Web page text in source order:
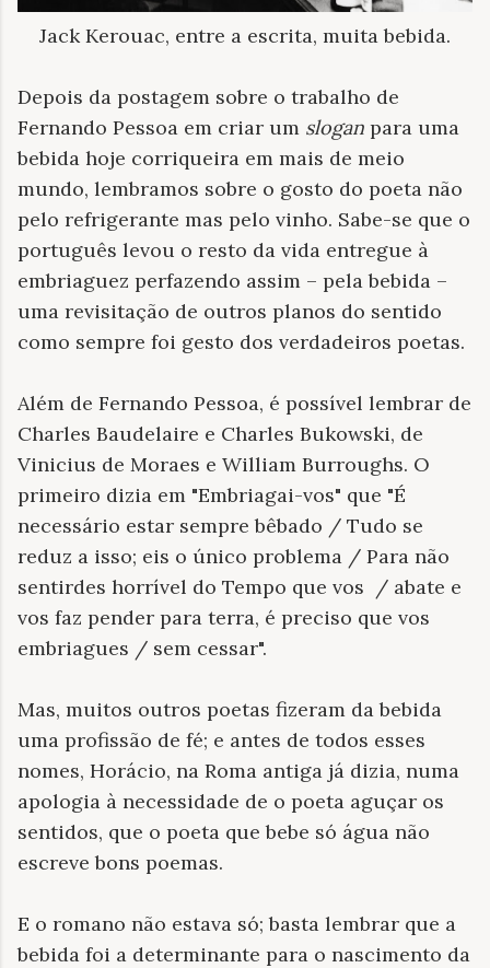
Jack Kerouac, entre a escrita, muita bebida.
Depois da postagem sobre o trabalho de
Fernando Pessoa em criar um slogan para uma
bebida hoje corriqueira em mais de meio
mundo, lembramos sobre o gosto do poeta não
pelo refrigerante mas pelo vinho. Sabe-se que o
português levou o resto da vida entregue à
embriaguez perfazendo assim – pela bebida –
uma revisitação de outros planos do sentido
como sempre foi gesto dos verdadeiros poetas.
Além de Fernando Pessoa, é possível lembrar de
Charles Baudelaire e Charles Bukowski, de
Vinicius de Moraes e William Burroughs. O
primeiro dizia em "Embriagai-vos" que "É
necessário estar sempre bêbado / Tudo se
reduz a isso; eis o único problema / Para não
sentirdes horrível do Tempo que vos / abate e
vos faz pender para terra, é preciso que vos
embriagues / sem cessar".
Mas, muitos outros poetas fizeram da bebida
uma profissão de fé; e antes de todos esses
nomes, Horácio, na Roma antiga já dizia, numa
apologia à necessidade de o poeta aguçar os
sentidos, que o poeta que bebe só água não
escreve bons poemas.
E o romano não estava só; basta lembrar que a
bebida foi a determinante para o nascimento da